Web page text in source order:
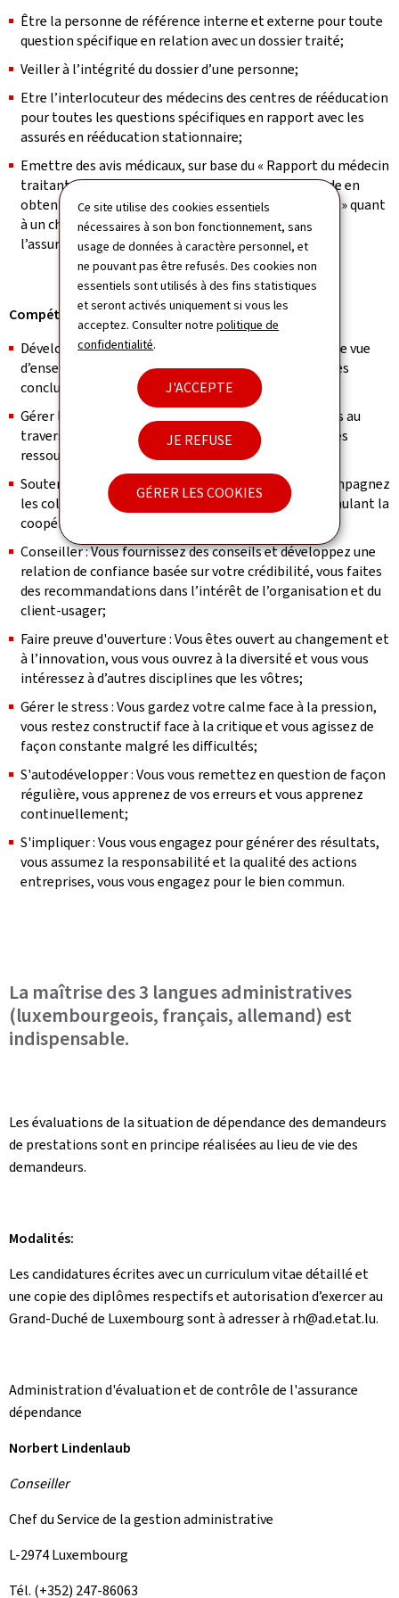
Ce site utilise des cookies essentiels
nécessaires à son bon fonctionnement, sans
usage de données à caractère personnel, et
ne pouvant pas être refusés. Des cookies non
essentiels sont utilisés à des fins statistiques
et seront activés uniquement si vous les
acceptez. Consulter notrepolitique de
confidentialité.
J'ACCEPTE
JE REFUSE
GÉRER LES COOKIES
Être la personne de référence interne et externe pour toute
question spécifique en relation avec un dossier traité;
Veiller à l’intégrité du dossier d’une personne;
Etre l’interlocuteur des médecins des centres de rééducation
pour toutes les questions spécifiques en rapport avec les
assurés en rééducation stationnaire;
Emettre des avis médicaux, sur base du « Rapport du médecin
traitant dans le cadre de l’instruction d’une demande en
obtention de prestations de l’assurance dépendance » quant
à un changement fondamental des circonstances de
l’assuré".
Compétences comportementales :
Développer une vue d'ensemble : Vous développez une vue
d’ensemble, vous générez des alternatives et tirez des
conclusions nuancées et éclairées;
Gérer les activités : Vous gérez les activités courantes au
travers d’objectifs opérationnels clairs, vous gérez les
ressources et suivez la mise en oeuvre des activités;
Soutenir : Vous agissez comme référence, vous accompagnez
les collègues, vous les guidez et les soutenez en stimulant la
coopération autour de l’objectif commun;
Conseiller : Vous fournissez des conseils et développez une
relation de confiance basée sur votre crédibilité, vous faites
des recommandations dans l’intérêt de l’organisation et du
client-usager;
Faire preuve d'ouverture : Vous êtes ouvert au changement et
à l’innovation, vous vous ouvrez à la diversité et vous vous
intéressez à d’autres disciplines que les vôtres;
Gérer le stress : Vous gardez votre calme face à la pression,
vous restez constructif face à la critique et vous agissez de
façon constante malgré les difficultés;
S'autodévelopper : Vous vous remettez en question de façon
régulière, vous apprenez de vos erreurs et vous apprenez
continuellement;
S'impliquer : Vous vous engagez pour générer des résultats,
vous assumez la responsabilité et la qualité des actions
entreprises, vous vous engagez pour le bien commun.
La maîtrise des 3 langues administratives
(luxembourgeois, français, allemand) est
indispensable.
Les évaluations de la situation de dépendance des demandeurs
de prestations sont en principe réalisées au lieu de vie des
demandeurs.
Modalités:
Les candidatures écrites avec un curriculum vitae détaillé et
une copie des diplômes respectifs et autorisation d’exercer au
Grand-Duché de Luxembourg sont à adresser à rh@ad.etat.lu.
Administration d'évaluation et de contrôle de l'assurance
dépendance
Norbert Lindenlaub
Conseiller
Chef du Service de la gestion administrative
L-2974 Luxembourg
Tél. (+352) 247-86063